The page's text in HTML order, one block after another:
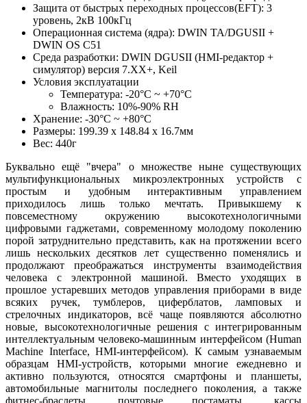
Защита от быстрых переходных процессов(EFT): 3
уровень, 2кВ 100кГц
Операционная система (ядра): DWIN TA/DGUSII +
DWIN OS C51
Среда разработки: DWIN DGUSII (HMI-редактор +
симулятор) версия 7.ХХ+, Keil
Условия эксплуатации
Температура: -20°С ~ +70°С
Влажность: 10%-90% RH
Хранение: -30°С ~ +80°С
Размеры: 199.39 х 148.84 х 16.7мм
Вес: 440г
Буквально ещё "вчера" о множестве ныне существующих
мультифункциональных микроэлектронных устройств с
простым и удобным интерактивным управлением
приходилось лишь только мечтать. Привыкшему к
повсеместному окружению высокотехнологичными
цифровыми гаджетами, современному молодому поколению
порой затруднительно представить, как на протяжении всего
лишь нескольких десятков лет существенно поменялись и
продолжают преображаться инструменты взаимодействия
человека с электронной машиной. Вместо уходящих в
прошлое устаревших методов управления приборами в виде
всяких ручек, тумблеров, циферблатов, ламповых и
стрелочных индикаторов, всё чаще появляются абсолютно
новые, высокотехнологичные решения с интегрированным
интеллектуальным человеко-машинным интерфейсом (Human
Machine Interface, HMI-интерфейсом). К самым узнаваемым
образцам HMI-устройств, которыми многие ежедневно и
активно пользуются, относятся смартфоны и планшеты,
автомобильные магнитолы последнего поколения, а также
фитнес-браслеты, почтовые постаматы, кассы